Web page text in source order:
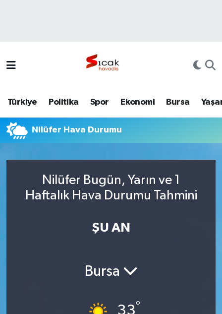
Türkiye Politika Spor Ekonomi Bursa
Nilüfer Hava Durumu
Nilüfer Bugün, Yarın ve 1
Haftalık Hava Durumu Tahmini
ŞU AN
Bursa
33°
Türkiye
Haber Arşivi